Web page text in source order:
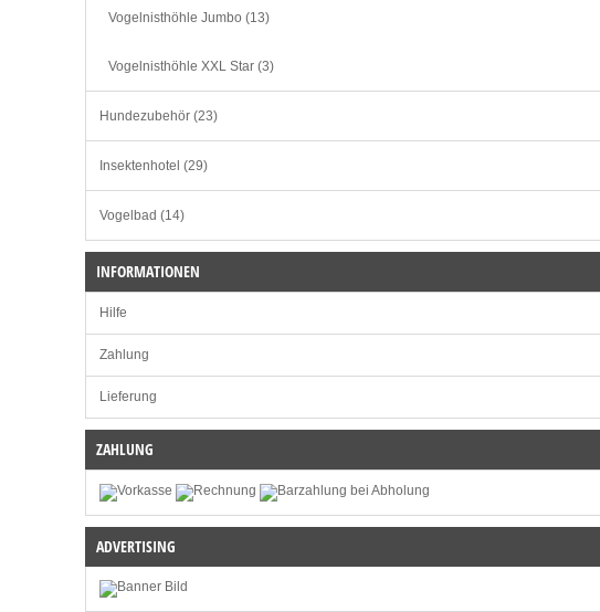
Vogelnisthöhle Jumbo (13)
Vogelnisthöhle XXL Star (3)
Hundezubehör (23)
Insektenhotel (29)
Vogelbad (14)
INFORMATIONEN
Hilfe
Zahlung
Lieferung
ZAHLUNG
ADVERTISING